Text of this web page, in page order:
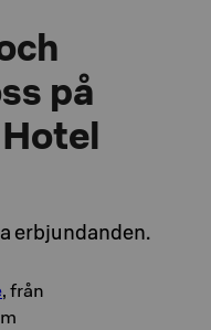
på
erbjundanden.
, från